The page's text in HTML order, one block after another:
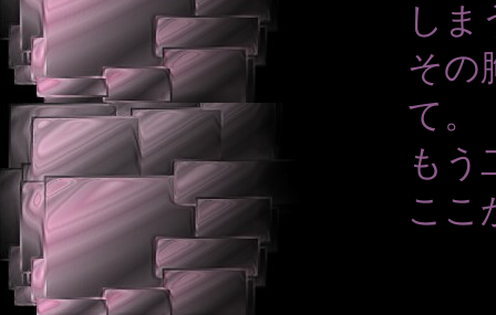
しま
その
て。
もう
ここ